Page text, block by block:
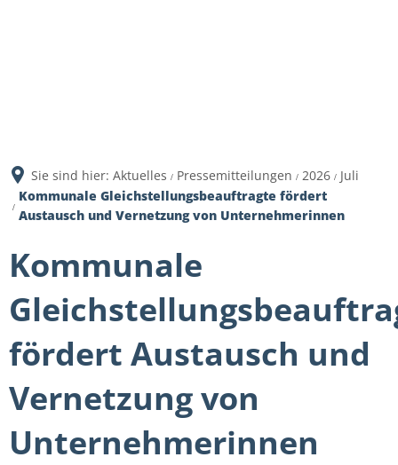
Sie sind hier: Aktuelles Pressemitteilungen 2026
Juli
Kommunale Gleichstellungsbeauftragte fördert
Austausch und Vernetzung von Unternehmerinnen
Kommunale
fördert Austausch und
Vernetzung von
Unternehmerinnen